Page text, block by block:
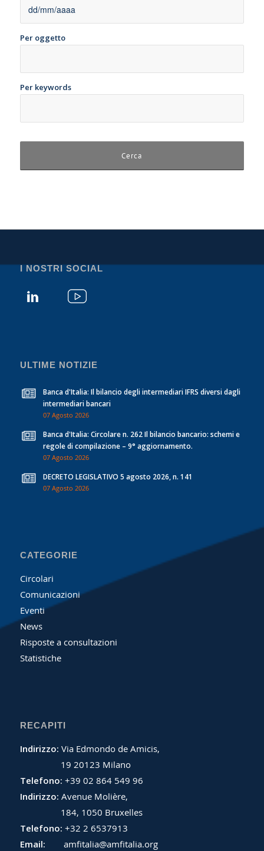
Per oggetto
Per keywords
I NOSTRI SOCIAL
ULTIME NOTIZIE
Banca d'Italia: Il bilancio degli intermediari IFRS diversi dagli
intermediari bancari
07 Agosto 2026
Banca d'Italia: Circolare n. 262 Il bilancio bancario: schemi e
regole di compilazione – 9° aggiornamento.
07 Agosto 2026
DECRETO LEGISLATIVO 5 agosto 2026, n. 141
07 Agosto 2026
CATEGORIE
Circolari
Comunicazioni
Eventi
News
Risposte a consultazioni
Statistiche
RECAPITI
Indirizzo: Via Edmondo de Amicis,
19 20123 Milano
Telefono: +39 02 864 549 96
Indirizzo: Avenue Molière,
184, 1050 Bruxelles
Telefono: +32 2 6537913
Email:
amfitalia@amfitalia.org